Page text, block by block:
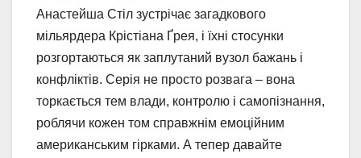
Анастейша Стіл зустрічає загадкового
мільярдера Крістіана Ґрея, і їхні стосунки
розгортаються як заплутаний вузол бажань і
конфліктів. Серія не просто розвага – вона
торкається тем влади, контролю і самопізнання,
роблячи кожен том справжнім емоційним
американським гірками. А тепер давайте